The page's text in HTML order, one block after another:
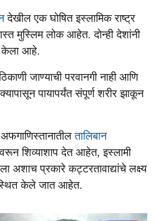
देखील एक घोषित इस्लामिक राष्ट्र
मुस्लिम लोक आहेत. दोन्ही देशांनी
केला आहे.
जाण्याची परवानगी नाही आणि
पायापर्यंत संपूर्ण शरीर झाकून
तालिबान
शिव्याशाप देत आहेत, इस्लामी
अशाच प्रकारे कट्टरतावाद्यांचे लक्ष्य
केले जात आहेत.